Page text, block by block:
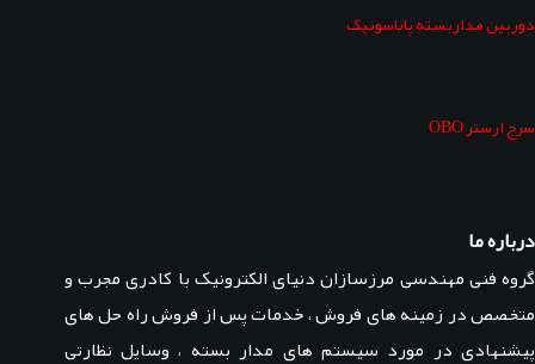
دوربین مداربسته پاناسونیک
سرج ارستر OBO
درباره ما
گروه فنی مهندسی مرزسازان دنیای الکترونیک با کادری مجرب و
متخصص در زمینه های فروش ، خدمات پس از فروش راه حل های
پیشنهادی در مورد سیستم های مدار بسته ، وسایل نظارتی